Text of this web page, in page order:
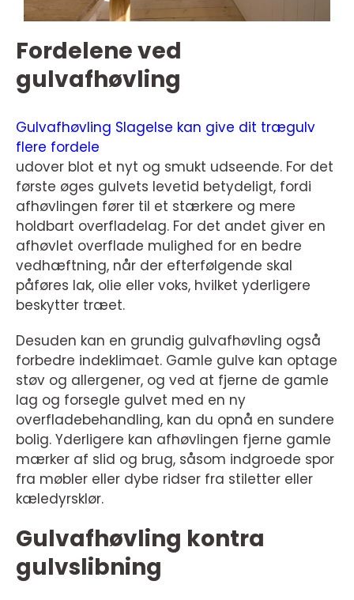
Fordelene ved
gulvafhøvling
Gulvafhøvling Slagelse kan give dit trægulv
flere fordele
udover blot et nyt og smukt udseende. For det
første øges gulvets levetid betydeligt, fordi
afhøvlingen fører til et stærkere og mere
holdbart overfladelag. For det andet giver en
afhøvlet overflade mulighed for en bedre
vedhæftning, når der efterfølgende skal
påføres lak, olie eller voks, hvilket yderligere
beskytter træet.
Desuden kan en grundig gulvafhøvling også
forbedre indeklimaet. Gamle gulve kan optage
støv og allergener, og ved at fjerne de gamle
lag og forsegle gulvet med en ny
overfladebehandling, kan du opnå en sundere
bolig. Yderligere kan afhøvlingen fjerne gamle
mærker af slid og brug, såsom indgroede spor
fra møbler eller dybe ridser fra stiletter eller
kæledyrsklør.
Gulvafhøvling kontra
gulvslibning